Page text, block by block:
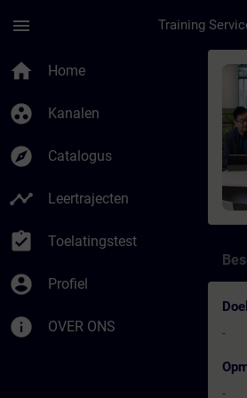
menu
home Home
group_work Kanalen
explore Catalogus
timeline Leertrajecten
assignment_turned_in Toelatingstest
account_circle Profiel
info OVER ONS -
-